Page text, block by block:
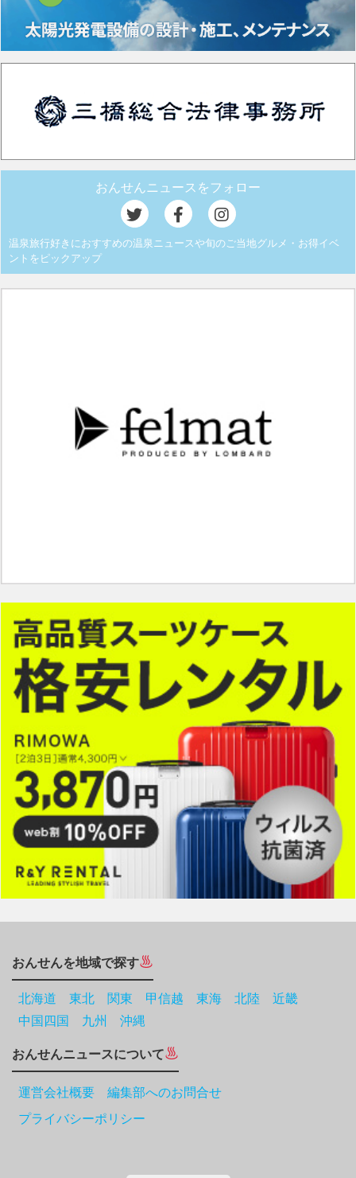
おんせんニュースをフォロー
温泉旅行好きにおすすめの温泉ニュースや旬のご当地グルメ・お得イベ
ントをピックアップ
おんせんを地域で探す
北海道 東北 関東 甲信越 東海 北陸
近畿
中国四国
九州 沖縄
おんせんニュースについて
運営会社概要 編集部へのお問合せ
プライバシーポリシー